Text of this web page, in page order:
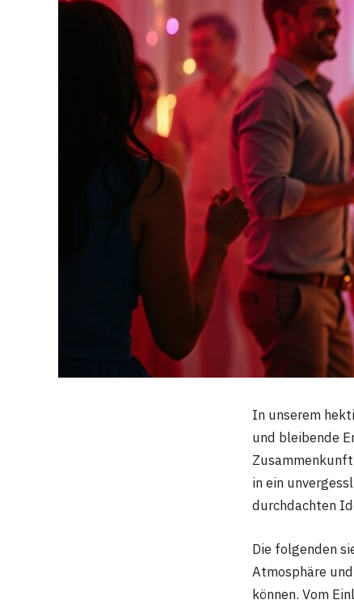
In unserem
und bleibende
in ein
durchdachten
Die folgenden
Atmosphäre und
können. Vom